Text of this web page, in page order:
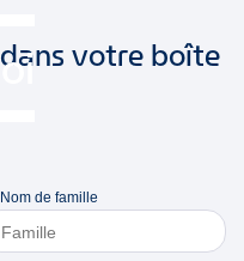
votre boîte
Nom de famille